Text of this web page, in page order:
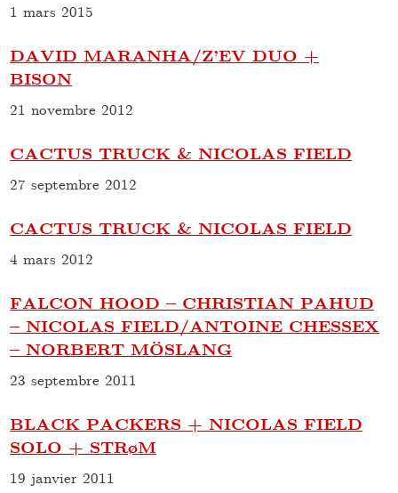
1 mars 2015
DAVID MARANHA/Z’EV DUO +
BISON
21 novembre 2012
CACTUS TRUCK & NICOLAS FIELD
27 septembre 2012
CACTUS TRUCK & NICOLAS FIELD
4 mars 2012
FALCON HOOD – CHRISTIAN PAHUD
– NICOLAS FIELD/ANTOINE CHESSEX
– NORBERT MÖSLANG
23 septembre 2011
BLACK PACKERS + NICOLAS FIELD
SOLO + STRøM
19 janvier 2011